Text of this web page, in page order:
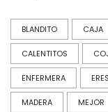
BLANDITO CAJA
CALENTITOS
ENFERMERA ERES
MADERA MEJOR